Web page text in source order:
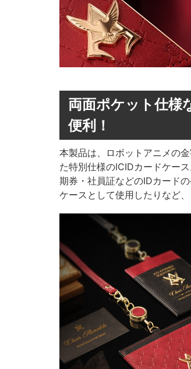
両面ポケット仕様
便利！
本製品は、ロボットアニメの
た特別仕様のICIDカードケー
期券・社員証などのIDカード
ケースとして使用したりなど